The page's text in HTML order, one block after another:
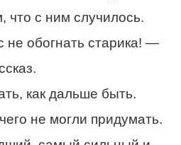
что с ним случилось.
не обогнать старика! —
как дальше быть.
не могли придумать.